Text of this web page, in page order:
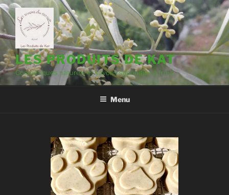
LES PRODUITS DE KAT
Cosmétiques naturels et savons saponifiés à froid.
Menu